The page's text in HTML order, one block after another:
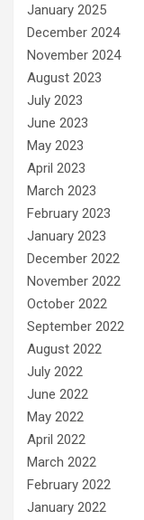
January 2025
December 2024
November 2024
August 2023
July 2023
June 2023
May 2023
April 2023
March 2023
February 2023
January 2023
December 2022
November 2022
October 2022
September 2022
August 2022
July 2022
June 2022
May 2022
April 2022
March 2022
February 2022
January 2022